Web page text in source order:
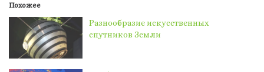
Похожее
Разнообразие искусственных
спутников Земли